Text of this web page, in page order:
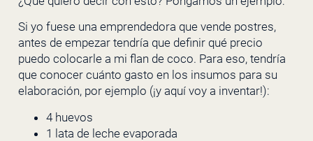
Si yo fuese una emprendedora que vende postres,
antes de empezar tendría que definir qué precio
puedo colocarle a mi flan de coco. Para eso, tendría
que conocer cuánto gasto en los insumos para su
elaboración, por ejemplo (¡y aquí voy a inventar!):
4 huevos
1 lata de leche evaporada